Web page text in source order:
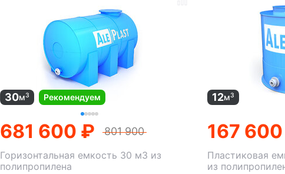
Горизонтальная емкость 30 м3 из
полипропилена
30м3 Рекомендуем
681 600 ₽ 801 900
Пластиковая
из
12м3
167